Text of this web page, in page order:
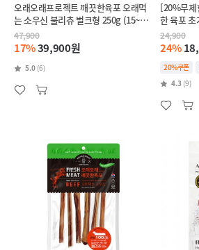
오래오래프로젝트 깨끗한육포 오래먹
는 소우신 불리츄 벌크형 250g (15~20
스틱)
47,900
17%39,900원
5.0 (6)
[20%무제
한 육포
신 100g
24,900
24%
20%쿠폰
4.3 (9)